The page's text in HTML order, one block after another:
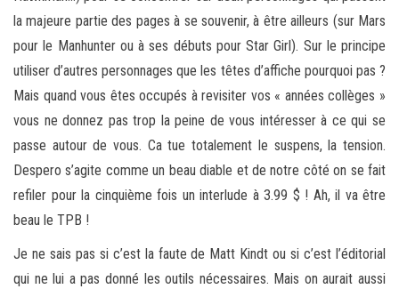
la majeure partie des pages à se souvenir, à être ailleurs (sur Mars
pour le Manhunter ou à ses débuts pour Star Girl). Sur le principe
utiliser d’autres personnages que les têtes d’affiche pourquoi pas ?
Mais quand vous êtes occupés à revisiter vos « années collèges »
vous ne donnez pas trop la peine de vous intéresser à ce qui se
passe autour de vous. Ca tue totalement le suspens, la tension.
Despero s’agite comme un beau diable et de notre côté on se fait
refiler pour la cinquième fois un interlude à 3.99 $ ! Ah, il va être
beau le TPB !
Je ne sais pas si c’est la faute de Matt Kindt ou si c’est l’éditorial
qui ne lui a pas donné les outils nécessaires. Mais on aurait aussi